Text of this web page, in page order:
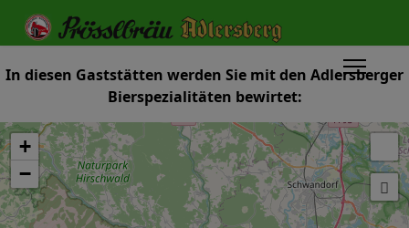
In diesen Gaststätten werden Sie mit den Adlersberger
Bierspezialitäten bewirtet:
+
−